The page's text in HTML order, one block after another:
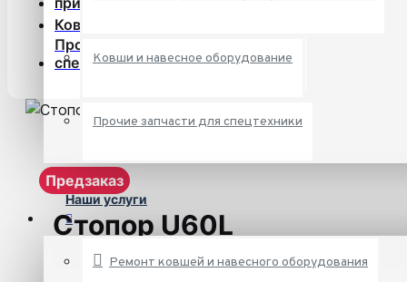
Ковши и навесное оборудование
Прочие запчасти для спецтехники
Наши услуги
Ремонт ковшей и навесного оборудования
Ковши и навесное оборудование
Прочие запчасти для
спецтехники
Предзаказ
Стопор U60L